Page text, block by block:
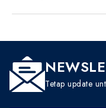
Tetap update